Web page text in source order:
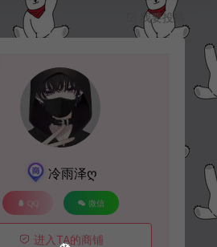
我要投稿
冷雨泽ღ
QQ 微信
进入TA的商铺